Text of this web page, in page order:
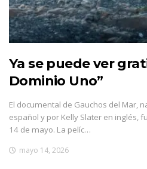
Ya se puede ver
Dominio Uno”
El documental de Gauchos del Mar,
español y por Kelly Slater en inglés,
14 de mayo. La pelíc…
mayo 14, 2026